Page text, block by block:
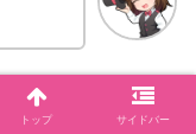
中心に、Broadway
トップ サイドバー